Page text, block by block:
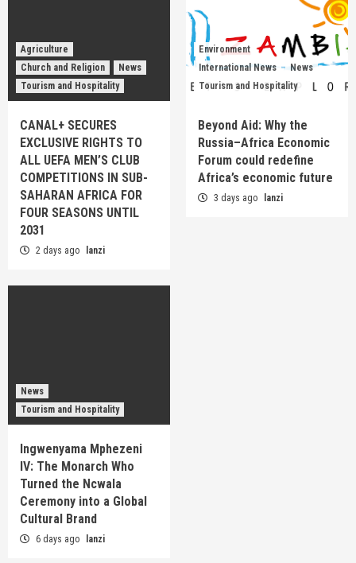
Agriculture
Church and Religion
News
Tourism and Hospitality
CANAL+ SECURES
EXCLUSIVE RIGHTS TO
ALL UEFA MEN’S CLUB
COMPETITIONS IN SUB-
SAHARAN AFRICA FOR
FOUR SEASONS UNTIL
2031
2 days ago lanzi
Environment
International News
News
Tourism and Hospitality
Beyond Aid: Why the
Russia–Africa Economic
Forum could redefine
Africa’s economic future
3 days ago lanzi
News
Tourism and Hospitality
Ingwenyama Mphezeni
IV: The Monarch Who
Turned the Ncwala
Ceremony into a Global
Cultural Brand
6 days ago lanzi